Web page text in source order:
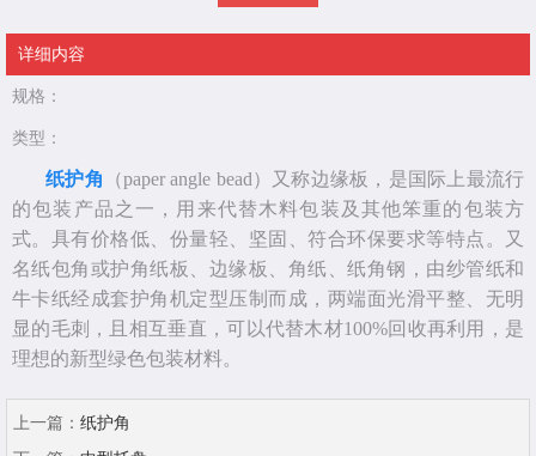
详细内容
规格：
类型：
纸护角
（paper angle bead）又称边缘板，是国际上最流行
的包装产品之一，用来代替木料包装及其他笨重的包装方
式。具有价格低、份量轻、坚固、符合环保要求等特点。又
名纸包角或护角纸板、边缘板、角纸、纸角钢，由纱管纸和
牛卡纸经成套护角机定型压制而成，两端面光滑平整、无明
显的毛刺，且相互垂直，可以代替木材100%回收再利用，是
理想的新型绿色包装材料。
上一篇： 纸护角